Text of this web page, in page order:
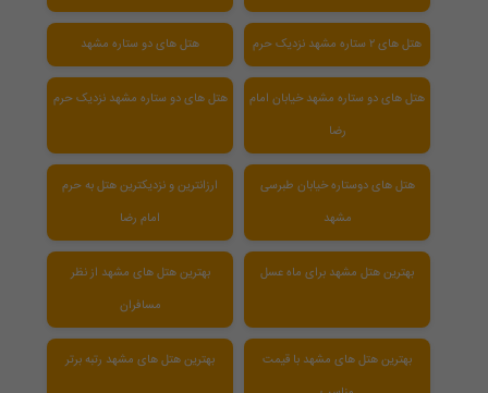
هتل های ۲ ستاره مشهد نزدیک حرم هتل های دو ستاره مشهد
هتل های دو ستاره مشهد خیابان امام
رضا
هتل های دو ستاره مشهد نزدیک حرم
هتل های دوستاره خیابان طبرسی
مشهد
ارزانترین و نزدیکترین هتل به حرم
امام رضا
بهترین هتل مشهد برای ماه عسل
بهترین هتل های مشهد از نظر
مسافران
بهترین هتل های مشهد با قیمت
بهترین هتل های مشهد رتبه برتر